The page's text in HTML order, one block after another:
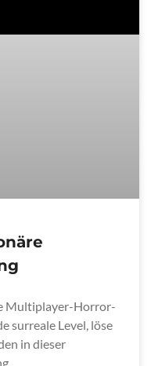
Multiplayer-Horror-
surreale Level, löse
in dieser